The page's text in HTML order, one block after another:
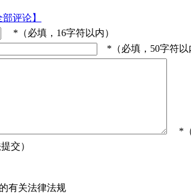
部评论】
*（必填，16字符以内）
*（必填，50字符以
*
交）
有关法律法规